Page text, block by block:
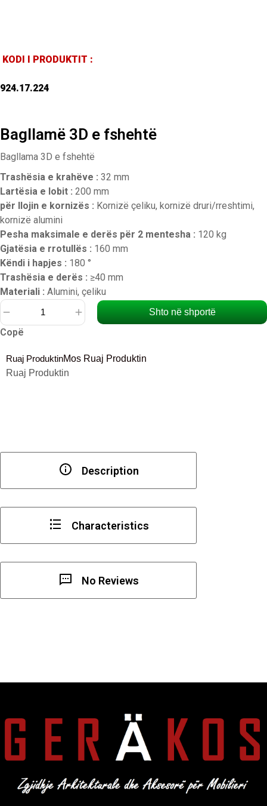
KODI I PRODUKTIT :
924.17.224
Bagllamë 3D e fshehtë
Bagllama 3D e fshehtë
Trashësia e krahëve : 32 mm
Lartësia e lobit : 200 mm
për llojin e kornizës : Kornizë çeliku, kornizë druri/rreshtimi,
kornizë alumini
Pesha maksimale e derës për 2 mentesha : 120 kg
Gjatësia e rrotullës : 160 mm
Këndi i hapjes : 180 °
Trashësia e derës : ≥40 mm
Materiali : Alumini, çeliku
Bagllamë
fshehtë
Shto në shportë
Copë
Ruaj ProduktinMos Ruaj Produktin
Ruaj Produktin
Description
Characteristics
No Reviews